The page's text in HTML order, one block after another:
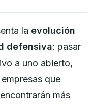
la evolución
defensiva: pasar
a uno abierto,
que
más